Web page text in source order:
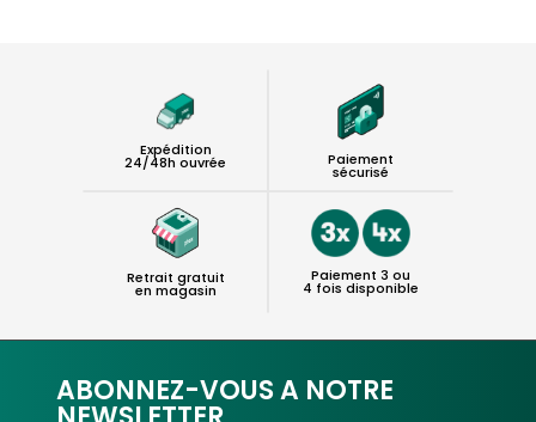
Expédition
24/48h ouvrée Paiement
sécurisé
Retrait gratuit
en magasin
Paiement 3 ou
4 fois disponible
ABONNEZ-VOUS A NOTRE